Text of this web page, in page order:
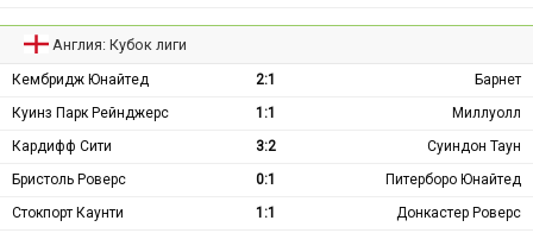
Англия: Кубок лиги
Кембридж Юнайтед 2:1
Барнет
Куинз Парк Рейнджерс
1:1
Миллуолл
Кардифф Сити
3:2
Суиндон Таун
Бристоль Роверс
0:1
Питерборо Юнайтед
Стокпорт Каунти
1:1
Донкастер Роверс